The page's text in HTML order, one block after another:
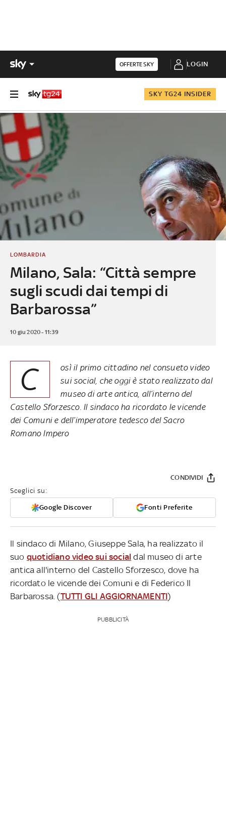
OFFERTE SKY LOGIN
SKY TG24 INSIDER
Milano, Sala: “Città sempre
sugli scudi dai tempi di
Barbarossa”
LOMBARDIA
10 giu 2020 - 11:39
C
osì il primo cittadino nel consueto video
sui social, che oggi è stato realizzato dal
museo di arte antica, all’interno del
Castello Sforzesco. Il sindaco ha ricordato le vicende
dei Comuni e dell’imperatore tedesco del Sacro
Romano Impero
Sceglici su:
Google Discover Fonti Preferite
CONDIVIDI
Il sindaco di Milano, Giuseppe Sala, ha realizzato il
suo quotidiano video sui social dal museo di arte
antica all'interno del Castello Sforzesco, dove ha
ricordato le vicende dei Comuni e di Federico Il
Barbarossa. (TUTTI GLI AGGIORNAMENTI)
PUBBLICITÀ